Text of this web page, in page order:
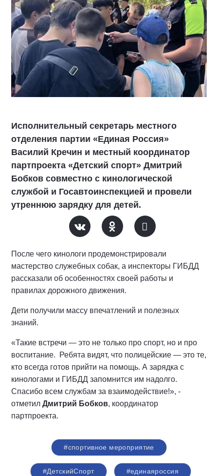
Исполнительный секретарь местного
отделения партии «Единая Россия»
Василий Кречин и местный координатор
партпроекта «Детский спорт» Дмитрий
Бобков совместно с кинологической
службой и Госавтоинспекцией и провели
утреннюю зарядку для детей.
После чего кинологи продемонстрировали
мастерство служебных собак, а инспекторы ГИБДД
рассказали об особенностях своей работы и
правилах дорожного движения.
Дети получили массу впечатлений и полезных
знаний.
«Такие встречи — это не только про спорт, но и про
воспитание. Ребята видят, что полицейские — это те,
кто всегда готов прийти на помощь. А зарядка с
кинологами и ГИБДД запомнится им надолго.
Спасибо всем службам за взаимодействие!», -
отметил Дмитрий Бобков, координатор
партпроекта.
#спортивное мероприятие
#ДетскийСпорт #единаяроссия